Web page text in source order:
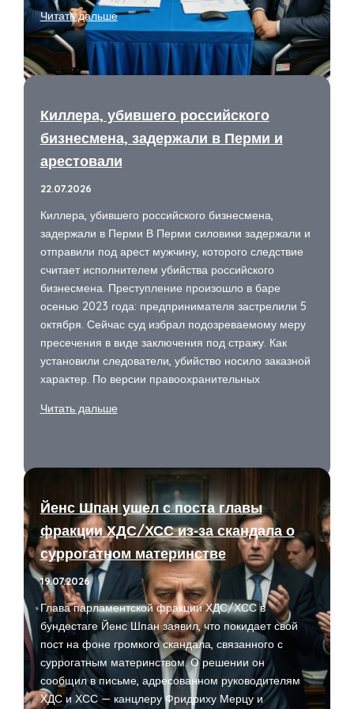
Эстафета
успешности:
третья
волна
регионах
помогла
трудоустроить
инвалидностью
Читать дальше
Киллера, убившего российского
бизнесмена, задержали в Перми и
арестовали
22.07.2026
Киллера, убившего российского бизнесмена,
задержали в Перми В Перми силовики задержали и
отправили под арест мужчину, которого следствие
считает исполнителем убийства российского
бизнесмена. Преступление произошло в баре
осенью 2023 года: предпринимателя застрелили 5
октября. Сейчас суд избрал подозреваемому меру
пресечения в виде заключения под стражу. Как
установили следователи, убийство носило заказной
характер. По версии правоохранительных
Киллера,
в
Перми
и
арестовали
Читать дальше
Йенс Шпан ушел с поста главы
фракции ХДС/ХСС из‑за скандала о
суррогатном материнстве
19.07.2026
Глава парламентской фракции ХДС/ХСС в
бундестаге Йенс Шпан заявил, что покидает свой
пост на фоне громкого скандала, связанного с
суррогатным материнством. О решении он
сообщил в письме, адресованном руководителям
ХДС и ХСС — канцлеру Фридриху Мерцу и